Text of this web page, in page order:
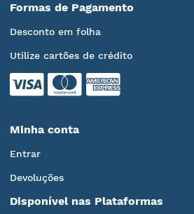
Formas de Pagamento
Desconto em folha
Utilize cartões de crédito
Minha conta
Entrar
Devoluções
Disponível nas Plataformas